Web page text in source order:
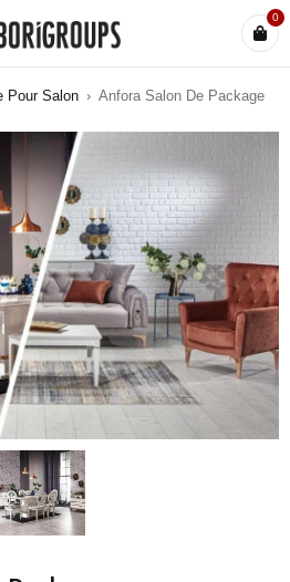
0
Pour Salon › Anfora Salon De Package